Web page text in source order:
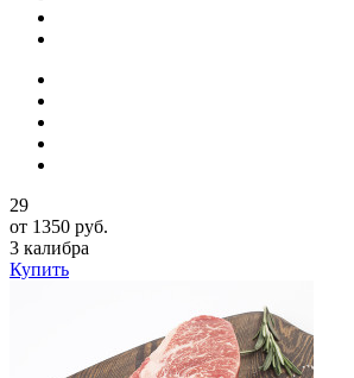
29
от 1350 руб.
3 калибра
Купить